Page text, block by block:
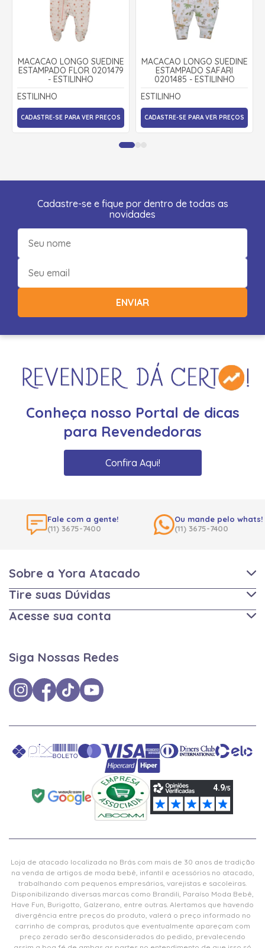
MACACÃO LONGO SUEDINE
ESTAMPADO FLOR 0201479
- ESTILINHO
ESTILINHO
CADASTRE-SE PARA VER PREÇOS
MACACÃO LONGO SUEDINE
ESTAMPADO SAFARI
0201485 - ESTILINHO
ESTILINHO
CADASTRE-SE PARA VER PREÇOS
Cadastre-se e fique por dentro de todas as
novidades
ENVIAR
Conheça nosso Portal de dicas
para Revendedoras
Confira Aqui!
Fale com a gente!
(11) 3675-7400
Ou mande pelo whats!
(11) 3675-7400
Sobre a Yora Atacado
Tire suas Dúvidas
Acesse sua conta
Siga Nossas Redes
Loja de atacado localizada no Brás com mais de 30 anos de tradição
na venda de artigos de moda bebê, infantil e acessórios no atacado,
trabalhando com pequenos empresários, varejistas e sacoleiras.
Disponibilizando diversas marcas como Brandili, Paraíso Moda Bebê,
Have Fun, Burigotto, Galzerano, entre outras. Alertamos que havendo
divergência entre preços do produto, valerá o preço informado no
carrinho de compras, produtos que eventualmente apareçam com
preço zerado serão desconsiderados do pedido, prevalecendo